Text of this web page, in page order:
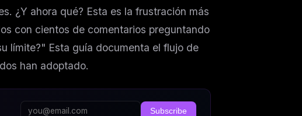
¿Y ahora qué? Esta es la frustración más
con cientos de comentarios preguntando
límite?" Esta guía documenta el flujo de
han adoptado.
Subscribe